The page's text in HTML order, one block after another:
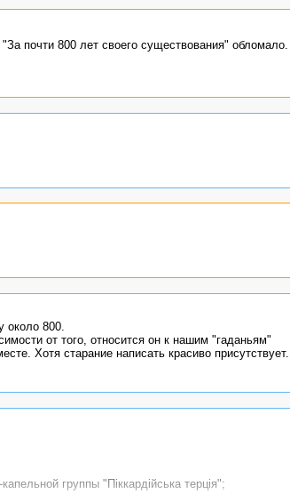
почти 800 лет своего существования" обломало.
около 800.
от того, относится он к нашим "гаданьям"
Хотя старание написать красиво присутствует.
группы "Пiккардiйська терцiя";